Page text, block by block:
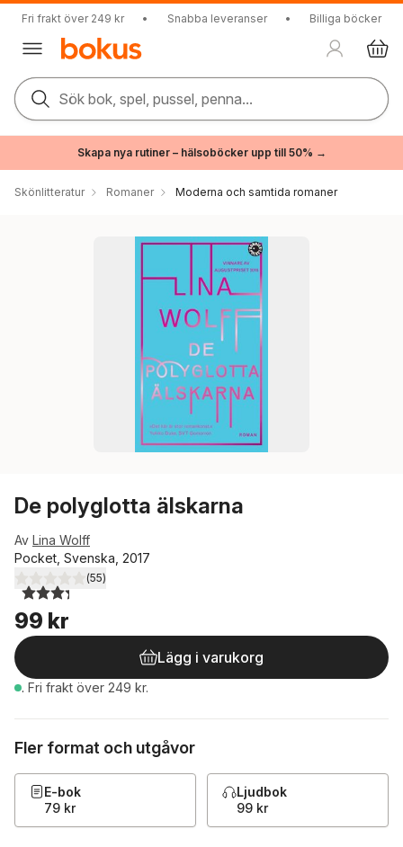
Fri frakt över 249 kr • Snabba leveranser • Billiga böcker
Sök bok, spel, pussel, penna...
Skapa nya rutiner – hälsoböcker upp till 50% →
Skönlitteratur Romaner Moderna och samtida romaner
De polyglotta älskarna
Av Lina Wolff
Pocket, Svenska, 2017
3,3utav 5 stjärnor. Totalt antal röster:
(55)
99 kr
Lägg i varukorg
. Fri frakt över 249 kr.
Fler format och utgåvor
E-bok
79 kr
Ljudbok
99 kr